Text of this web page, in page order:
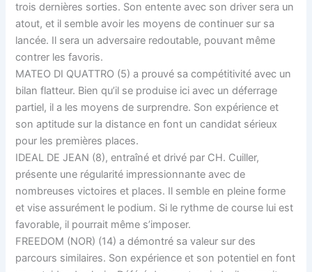
trois dernières sorties. Son entente avec son driver sera un
atout, et il semble avoir les moyens de continuer sur sa
lancée. Il sera un adversaire redoutable, pouvant même
contrer les favoris.
MATEO DI QUATTRO (5) a prouvé sa compétitivité avec un
bilan flatteur. Bien qu’il se produise ici avec un déferrage
partiel, il a les moyens de surprendre. Son expérience et
son aptitude sur la distance en font un candidat sérieux
pour les premières places.
IDEAL DE JEAN (8), entraîné et drivé par CH. Cuiller,
présente une régularité impressionnante avec de
nombreuses victoires et places. Il semble en pleine forme
et vise assurément le podium. Si le rythme de course lui est
favorable, il pourrait même s’imposer.
FREEDOM (NOR) (14) a démontré sa valeur sur des
parcours similaires. Son expérience et son potentiel en font